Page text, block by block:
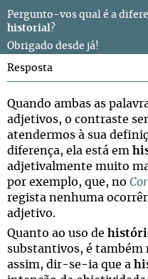
Pergunto-vos qual é a
historial?
Obrigado desde já!
Resposta
Quando ambas as
adjetivos, o contraste
atendermos à sua
diferença, ela está em
adjetivalmente muito
por exemplo, que, no
regista nenhuma
adjetivo.
Quanto ao uso de
substantivos, é também
assim, dir-se-ia que a